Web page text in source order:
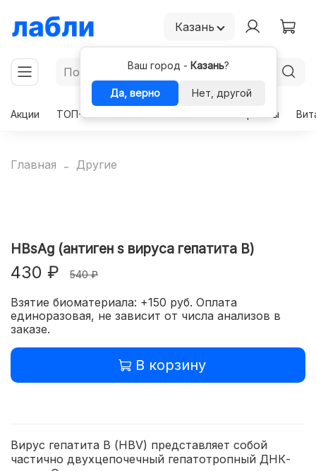
Казань
Ваш город - Казань?
Да, верно
Нет, другой
Акции
ТОП-50 Гормоны
Главная Другие
HВsAg (антиген s вируса гепатита В)
430 ₽ 540 ₽
Взятие биоматериала: +150 руб. Оплата
единоразовая, не зависит от числа анализов в
заказе.
В корзину
Вирус гепатита В (HBV) представляет собой
частично двухцепочечный гепатотропный ДНК-